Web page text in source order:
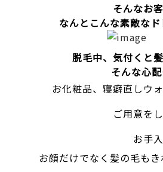
そんなお
なんとこんな素敵な
脱毛中、気付くと
そんな心
お化粧品、寝癖直しウ
ご用意を
お手
お顔だけでなく髪の毛も